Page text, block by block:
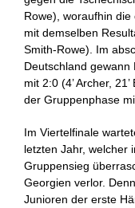
Rowe), woraufhin
mit demselben
Smith-Rowe). Im
Deutschland
mit 2:0 (4’ Archer,
der Gruppenphase
Im Viertelfinale
letzten Jahr, welcher
Gruppensieg
Georgien verlor.
Junioren der erste